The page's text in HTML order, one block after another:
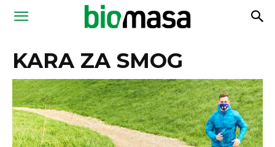
Magazyn
KARA ZA SMOG